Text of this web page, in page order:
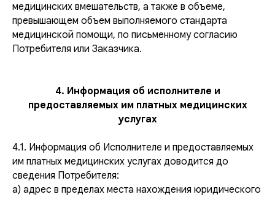
медицинских вмешательств, а также в объеме,
превышающем объем выполняемого стандарта
медицинской помощи, по письменному согласию
Потребителя или Заказчика.
4. Информация об исполнителе и
предоставляемых им платных медицинских
услугах
4.1. Информация об Исполнителе и предоставляемых
им платных медицинских услугах доводится до
сведения Потребителя:
а) адрес в пределах места нахождения юридического